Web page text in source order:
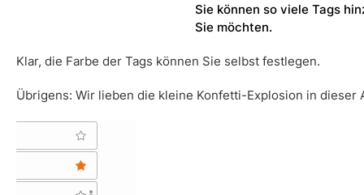
Sie können so viele Tags
Sie möchten.
Klar, die Farbe der Tags können Sie selbst festlegen.
Übrigens: Wir lieben die kleine Konfetti-Explosion in dieser